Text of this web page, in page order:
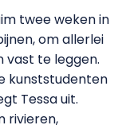
twee weken in
om allerlei
vast te leggen.
kunststudenten
Tessa uit.
rivieren,